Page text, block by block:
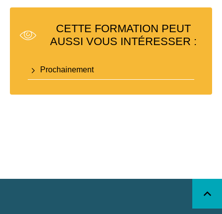
CETTE FORMATION PEUT
AUSSI VOUS INTÉRESSER :
Prochainement